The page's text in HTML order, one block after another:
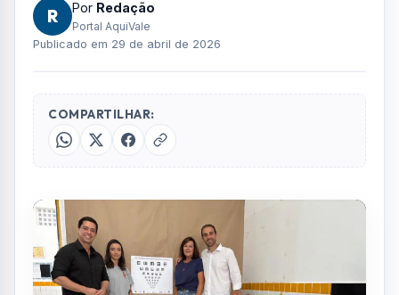
Alunos da rede municipal de ensino de
Caraguatatuba já estão sendo submetidos a